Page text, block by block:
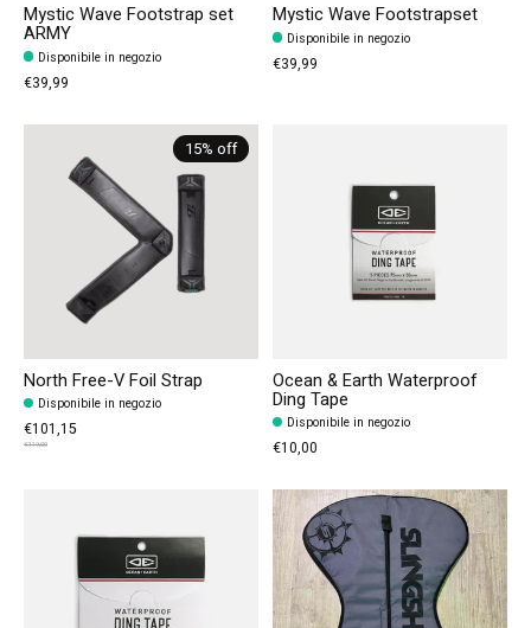
Mystic Wave Footstrap set
ARMY
Disponibile in negozio
€39,99
Mystic Wave Footstrapset
Disponibile in negozio
€39,99
15% off
North Free-V Foil Strap
Disponibile in negozio
€101,15
€119,00
Ocean & Earth Waterproof
Ding Tape
Disponibile in negozio
€10,00